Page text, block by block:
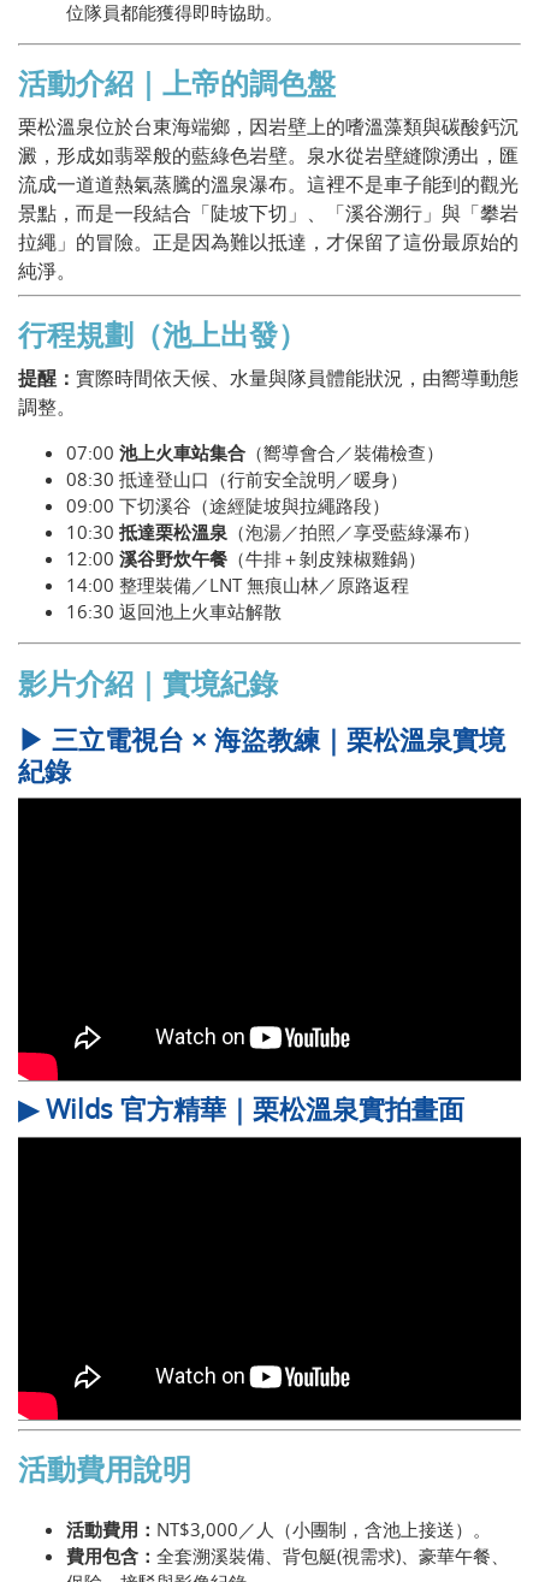
位隊員都能獲得即時協助。
活動介紹｜上帝的調色盤
栗松溫泉位於台東海端鄉，因岩壁上的嗜溫藻類與碳酸鈣沉
澱，形成如翡翠般的藍綠色岩壁。泉水從岩壁縫隙湧出，匯
流成一道道熱氣蒸騰的溫泉瀑布。這裡不是車子能到的觀光
景點，而是一段結合「陡坡下切」、「溪谷溯行」與「攀岩
拉繩」的冒險。正是因為難以抵達，才保留了這份最原始的
純淨。
行程規劃（池上出發）
提醒： 實際時間依天候、水量與隊員體能狀況，由嚮導動態
調整。
07:00 池上火車站集合 （嚮導會合／裝備檢查）
08:30 抵達登山口（行前安全說明／暖身）
09:00 下切溪谷（途經陡坡與拉繩路段）
10:30 抵達栗松溫泉 （泡湯／拍照／享受藍綠瀑布）
12:00 溪谷野炊午餐 （牛排＋剝皮辣椒雞鍋）
14:00 整理裝備／LNT 無痕山林／原路返程
16:30 返回池上火車站解散
影片介紹｜實境紀錄
▶ 三立電視台 × 海盜教練｜栗松溫泉實境
紀錄
▶ Wilds 官方精華｜栗松溫泉實拍畫面
活動費用說明
活動費用： NT$3,000／人（小團制，含池上接送）。
費用包含： 全套溯溪裝備、背包艇(視需求)、豪華午餐、